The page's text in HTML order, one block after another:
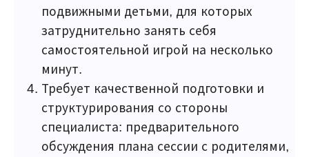
подвижными детьми, для которых
затруднительно занять себя
самостоятельной игрой на несколько
минут.
Требует качественной подготовки и
структурирования со стороны
специалиста: предварительного
обсуждения плана сессии с родителями,